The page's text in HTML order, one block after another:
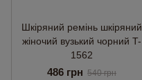
Шкіряний ремінь шкіряний
жіночий вузький чорний T-
1562
486 грн 540 грн